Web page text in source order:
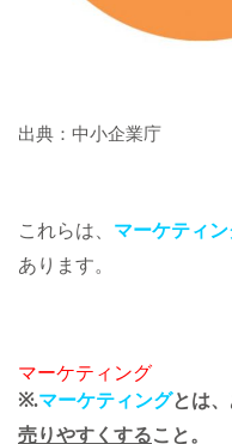
出典：中小企業庁
これらは、 マーケティン
あります。
マーケティング
※.マーケティングとは
売りやすくすること。